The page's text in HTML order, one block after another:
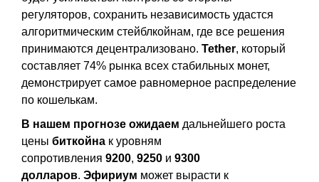
регуляторов, сохранить независимость удастся
алгоритмическим стейблкойнам, где все решения
принимаются децентрализовано. Tether, который
составляет 74% рынка всех стабильных монет,
демонстрирует самое равномерное распределение
по кошелькам.
В нашем прогнозе ожидаем дальнейшего роста
цены биткойна к уровням
сопротивления 9200, 9250 и 9300
долларов. Эфириум может вырасти к